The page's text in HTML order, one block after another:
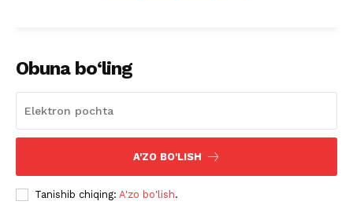
Obuna bo‘ling
A'ZO BO'LISH
Tanishib chiqing: A'zo bo'lish.